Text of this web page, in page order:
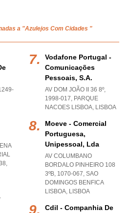
a "Azulejos Com Cidades "
,
Vodafone Portugal -
Comunicações
Pessoais, S.a.
AV DOM JOÃO II 36 8º,
1998-017, PARQUE
NACOES LISBOA, LISBOA
Moeve - Comercial
Portuguesa,
Unipessoal, Lda
AV COLUMBANO
BORDALO PINHEIRO 108
3ºB, 1070-067, SAO
DOMINGOS BENFICA
LISBOA, LISBOA
Cdil - Companhia De